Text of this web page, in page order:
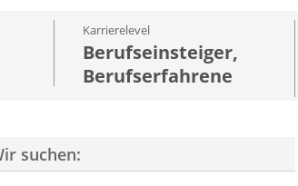
Karrierelevel
Berufseinsteiger,
Berufserfahrene
suchen: